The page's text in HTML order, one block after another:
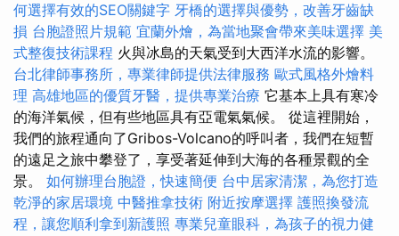
何選擇有效的SEO關鍵字 牙橋的選擇與優勢，改善牙齒缺
損 台胞證照片規範 宜蘭外燴，為當地聚會帶來美味選擇 美
式整復技術課程 火與冰島的天氣受到大西洋水流的影響。
台北律師事務所，專業律師提供法律服務 歐式風格外燴料
理 高雄地區的優質牙醫，提供專業治療 它基本上具有寒冷
的海洋氣候，但有些地區具有亞電氣氣候。 從這裡開始，
我們的旅程通向了Gribos-Volcano的呼叫者，我們在短暫
的遠足之旅中攀登了，享受著延伸到大海的各種景觀的全
景。 如何辦理台胞證，快速簡便 台中居家清潔，為您打造
乾淨的家居環境 中醫推拿技術 附近按摩選擇 護照換發流
程，讓您順利拿到新護照 專業兒童眼科，為孩子的視力健